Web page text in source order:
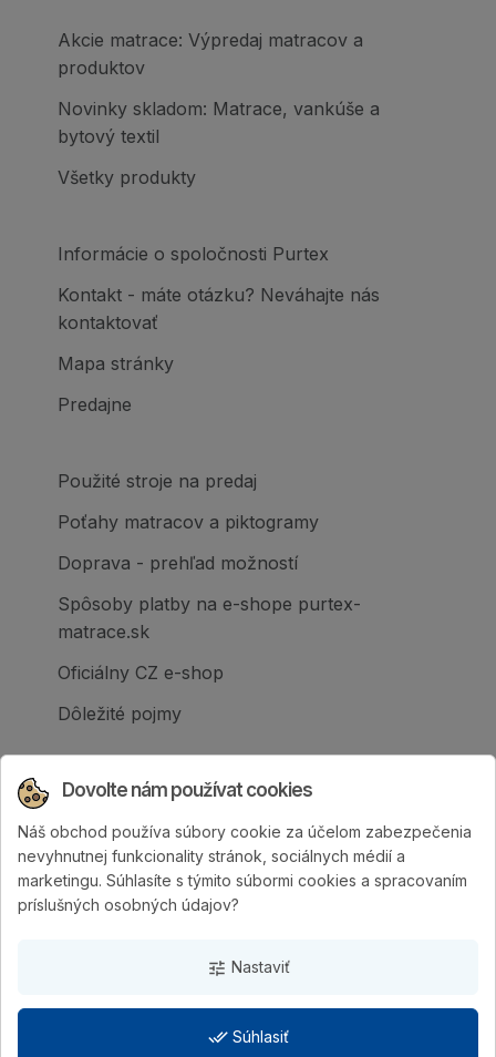
Akcie matrace: Výpredaj matracov a
produktov
Novinky skladom: Matrace, vankúše a
bytový textil
Všetky produkty
Informácie o spoločnosti Purtex
Kontakt - máte otázku? Neváhajte nás
kontaktovať
Mapa stránky
Predajne
Použité stroje na predaj
Poťahy matracov a piktogramy
Doprava - prehľad možností
Spôsoby platby na e-shope purtex-
matrace.sk
Oficiálny CZ e-shop
Dôležité pojmy
Spoločnosť PURTEX s.r.o., založená v roku
1995, je popredným slovenským výrobcom
postelí a klinicky hodnotených matracov.
| Vytvorila digitálna agentúra
Dovolte nám používat cookies
Náš obchod používa súbory cookie za účelom zabezpečenia
nevyhnutnej funkcionality stránok, sociálnych médií a
marketingu. Súhlasíte s týmito súbormi cookies a spracovaním
príslušných osobných údajov?
tune Nastaviť
done_all Súhlasiť